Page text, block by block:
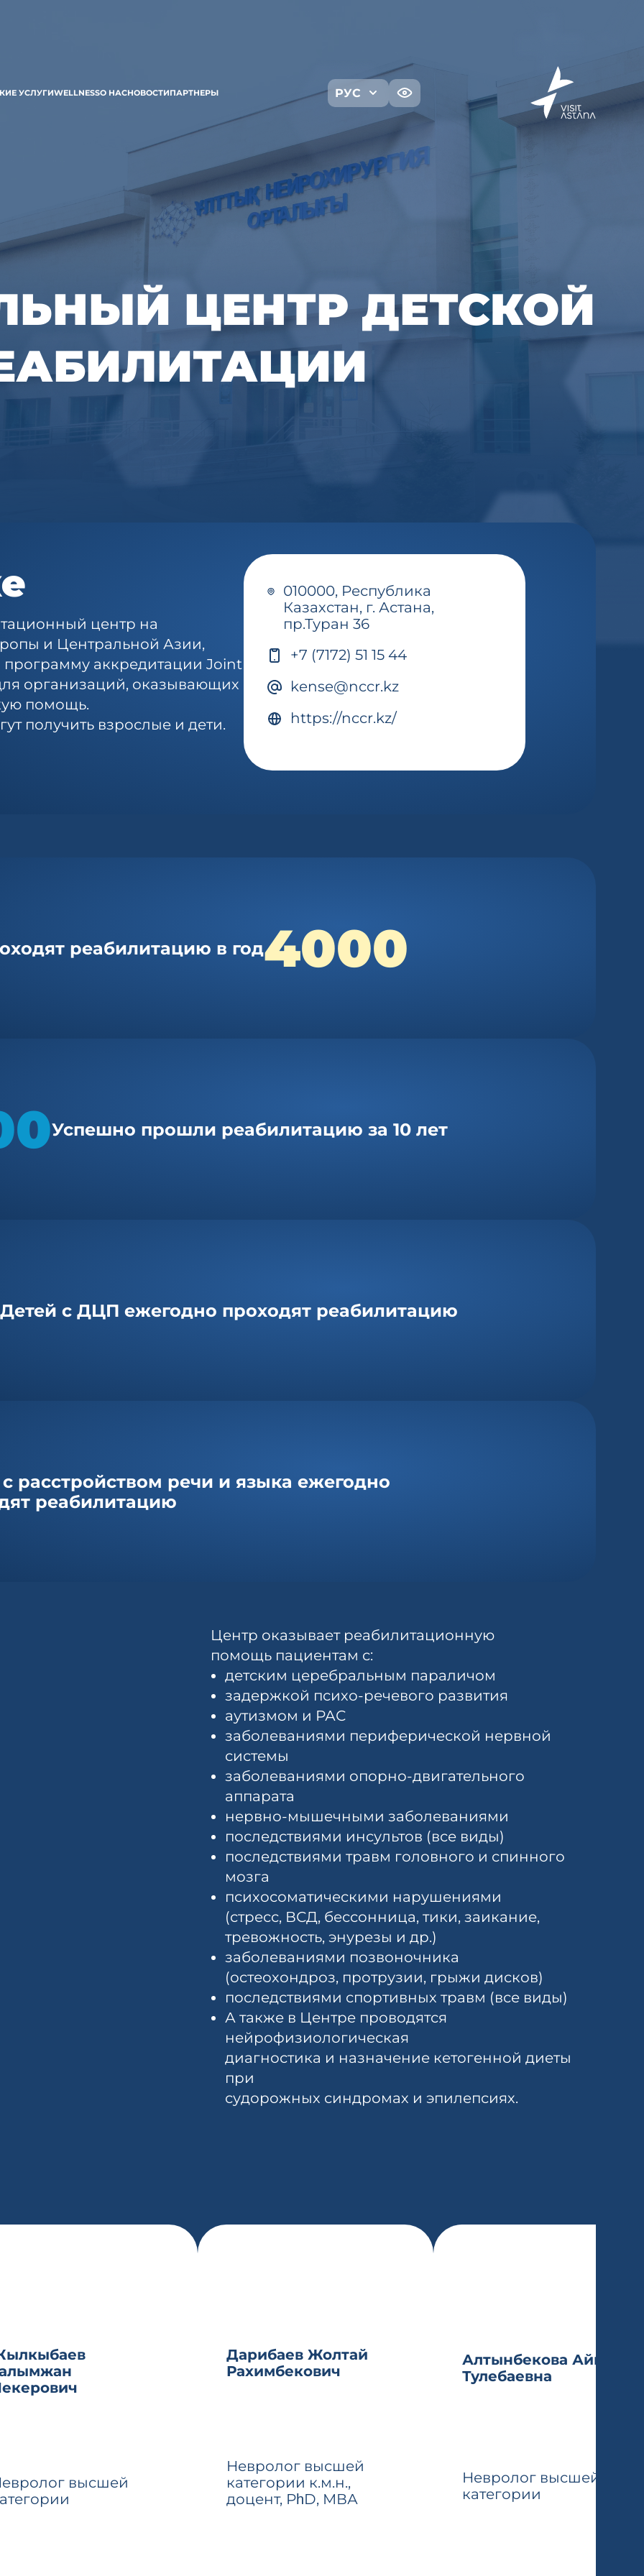
УСЛУГИWELLNESSО НАСНОВОСТИПАРТНЕРЫ РУС
ЦЕНТР ДЕТСКОЙ
центр на
и Центральной Азии,
аккредитации Joint
организаций, оказывающих
помощь.
получить взрослые и дети.
010000, Республика
Казахстан, г. Астана,
пр.Туран 36
+7 (7172) 51 15 44
kense@nccr.kz
https://nccr.kz/
реабилитацию в год4000
Успешно прошли реабилитацию за 10 лет
Детей с ДЦП ежегодно проходят реабилитацию
расстройством речи и языка ежегодно
реабилитацию
Центр оказывает реабилитационную
помощь пациентам с:
детским церебральным параличом
задержкой психо-речевого развития
аутизмом и РАС
заболеваниями периферической нервной
системы
заболеваниями опорно-двигательного
аппарата
нервно-мышечными заболеваниями
последствиями инсультов (все виды)
последствиями травм головного и спинного
мозга
психосоматическими нарушениями
(стресс, ВСД, бессонница, тики, заикание,
тревожность, энурезы и др.)
заболеваниями позвоночника
(остеохондроз, протрузии, грыжи дисков)
последствиями спортивных травм (все виды)
А также в Центре проводятся
нейрофизиологическая
диагностика и назначение кетогенной диеты
при
судорожных синдромах и эпилепсиях.
высшей
Дарибаев Жолтай
Рахимбекович
Невролог высшей
категории к.м.н.,
доцент, РһD, МВА
Алтынбекова Айгуль
Тулебаевна
Невролог высшей
категории